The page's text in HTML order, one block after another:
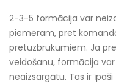
2-3-5 formācija var
piemēram, pret
pretuzbrukumiem. Ja
veidošanu, formācija
neaizsargātu. Tas ir